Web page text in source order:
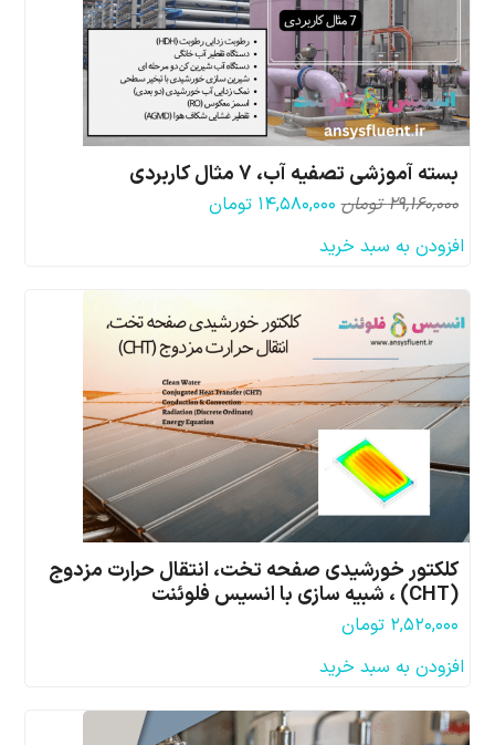
بسته آموزشی تصفیه آب، 7 مثال کاربردی
۲۹,۱۶۰,۰۰۰ تومان قیمت
۱۴,۵۸۰,۰۰۰ تومانقیمت
افزودن به سبد خرید
کلکتور خورشیدی صفحه تخت، انتقال حرارت مزدوج
(CHT) ، شبیه سازی با انسیس فلوئنت
۲,۵۲۰,۰۰۰ تومان
افزودن به سبد خرید